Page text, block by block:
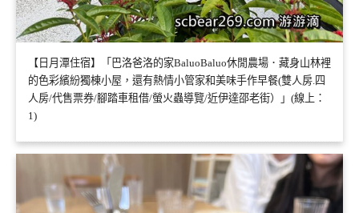
【日月潭住宿】「巴洛爸洛的家BaluoBaluo休閒農場．藏身山林裡
的色彩繽紛獨棟小屋，還有熱情小管家和美味手作早餐(雙人房.四
人房/代售票券/腳踏車租借/螢火蟲導覽/近伊達邵老街）」(線上：
1)